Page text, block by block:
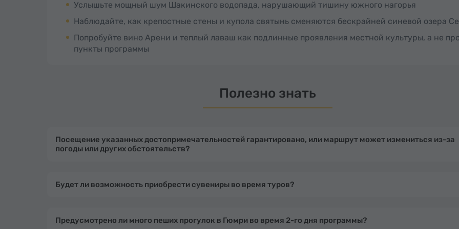
Услышьте мощный шум Шакинского водопада, нарушающий тишину южного нагорья
Наблюдайте, как крепостные стены и купола святынь сменяются бескрайней синевой озера
Попробуйте вино Арени и теплый лаваш как подлинные проявления местной культуры, а не
пункты программы
Полезно знать
Посещение указанных достопримечательностей гарантировано, или маршрут может измениться из-за
погоды или других обстоятельств?
Будет ли возможность приобрести сувениры во время туров?
Предусмотрено ли много пеших прогулок в Гюмри во время 2-го дня программы?